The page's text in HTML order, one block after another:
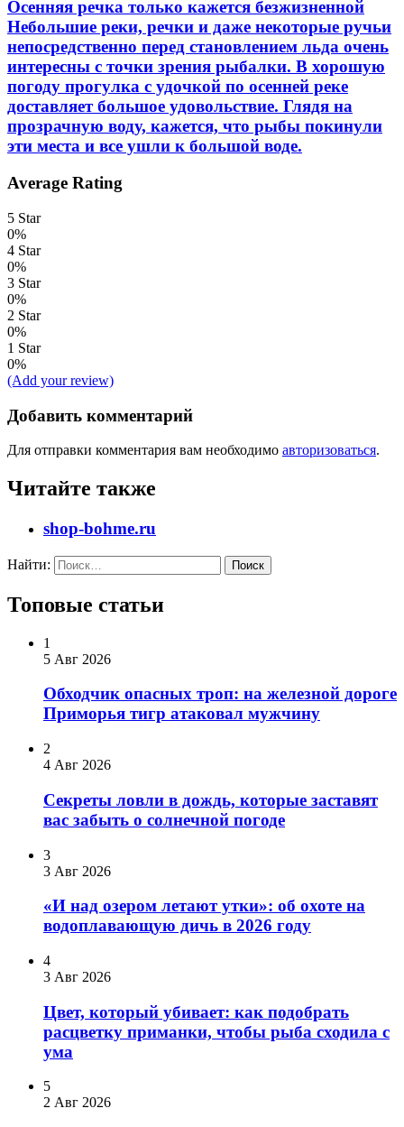
Осенняя речка только кажется безжизненной
Небольшие реки, речки и даже некоторые ручьи
непосредственно перед становлением льда очень
интересны с точки зрения рыбалки. В хорошую
погоду прогулка с удочкой по осенней реке
доставляет большое удовольствие. Глядя на
прозрачную воду, кажется, что рыбы покинули
эти места и все ушли к большой воде.
Average Rating
5 Star
0%
4 Star
0%
3 Star
0%
2 Star
0%
1 Star
0%
(Add your review)
Добавить комментарий
Для отправки комментария вам необходимо авторизоваться.
Читайте также
shop-bohme.ru
Найти:
Топовые статьи
1
5 Авг 2026
Обходчик опасных троп: на железной дороге
Приморья тигр атаковал мужчину
2
4 Авг 2026
Секреты ловли в дождь, которые заставят
вас забыть о солнечной погоде
3
3 Авг 2026
«И над озером летают утки»: об охоте на
водоплавающую дичь в 2026 году
4
3 Авг 2026
Цвет, который убивает: как подобрать
расцветку приманки, чтобы рыба сходила с
ума
5
2 Авг 2026